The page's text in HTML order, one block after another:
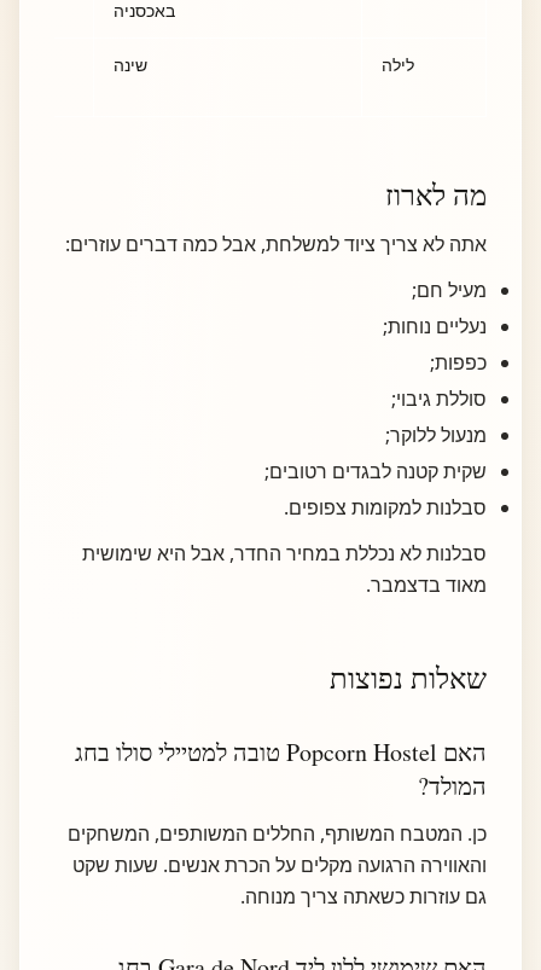
באכסניה
לילה שינה
מה לארוז
אתה לא צריך ציוד למשלחת, אבל כמה דברים עוזרים:
מעיל חם;
נעליים נוחות;
כפפות;
סוללת גיבוי;
מנעול ללוקר;
שקית קטנה לבגדים רטובים;
סבלנות למקומות צפופים.
סבלנות לא נכללת במחיר החדר, אבל היא שימושית
מאוד בדצמבר.
שאלות נפוצות
האם Popcorn Hostel טובה למטיילי סולו בחג
המולד?
כן. המטבח המשותף, החללים המשותפים, המשחקים
והאווירה הרגועה מקלים על הכרת אנשים. שעות שקט
גם עוזרות כשאתה צריך מנוחה.